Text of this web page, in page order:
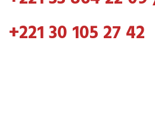
+221 30 105 27 42